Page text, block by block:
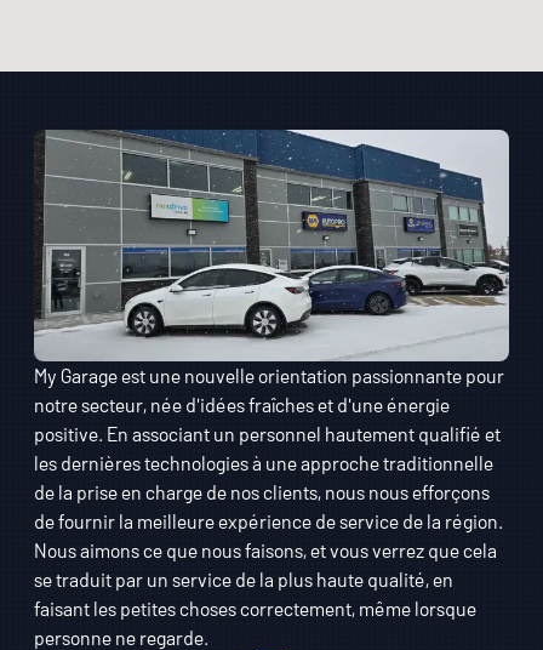
My Garage est une nouvelle orientation passionnante pour
notre secteur, née d'idées fraîches et d'une énergie
positive. En associant un personnel hautement qualifié et
les dernières technologies à une approche traditionnelle
de la prise en charge de nos clients, nous nous efforçons
de fournir la meilleure expérience de service de la région.
Nous aimons ce que nous faisons, et vous verrez que cela
se traduit par un service de la plus haute qualité, en
faisant les petites choses correctement, même lorsque
personne ne regarde.